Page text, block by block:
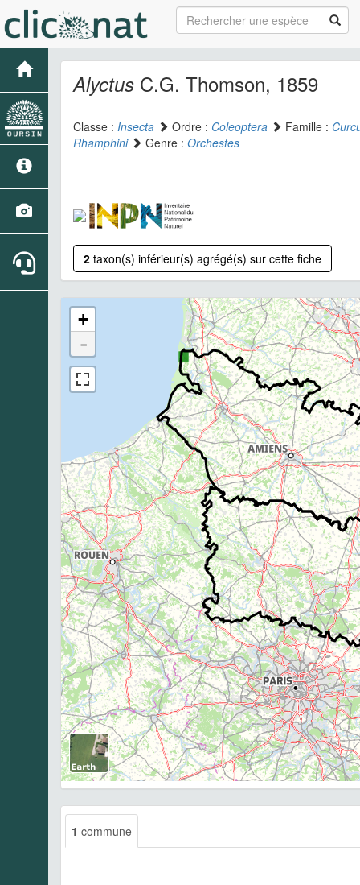
Alyctus C.G. Thomson, 1859
Classe : Insecta Ordre : Coleoptera Famille :
Rhamphini
Genre : Orchestes
2 taxon(s) inférieur(s) agrégé(s) sur cette fiche
+
-
1 commune